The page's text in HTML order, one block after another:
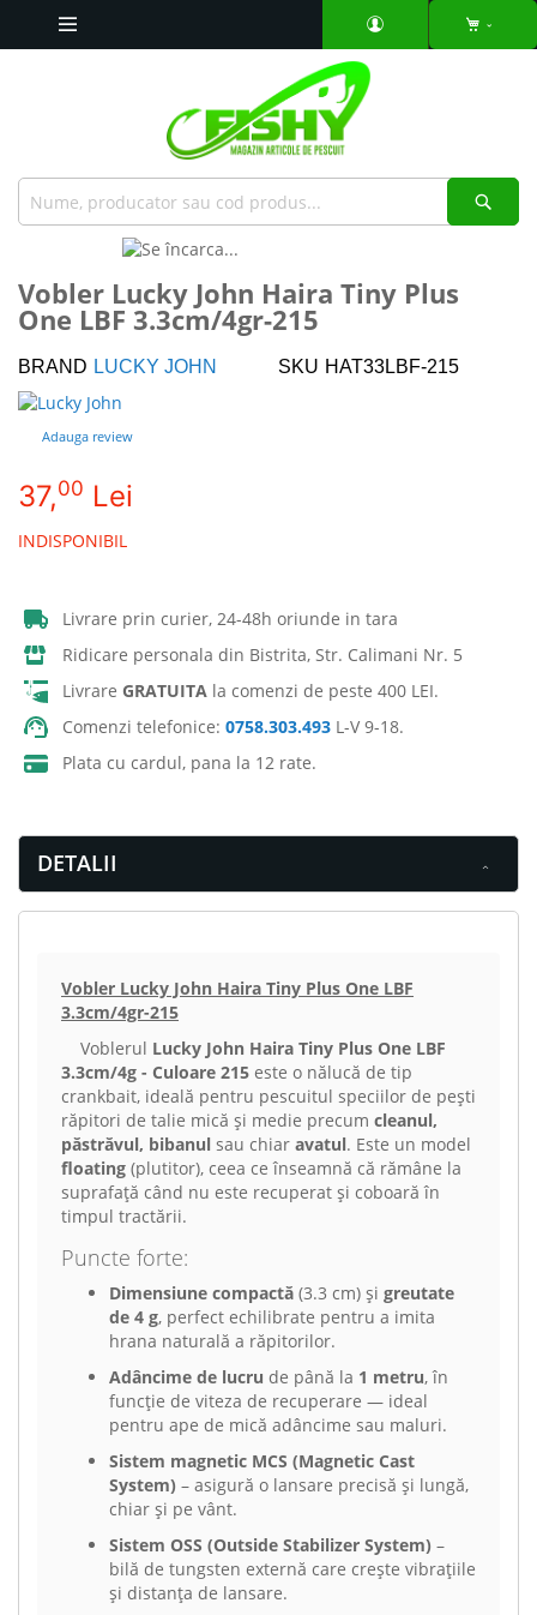
the
end
the
images
gallery
to
the
of
the
images
gallery
Vobler Lucky John Haira Tiny Plus
One LBF 3.3cm/4gr-215
BRAND LUCKY JOHN SKU HAT33LBF-215
Adauga review
37,00 Lei
INDISPONIBIL
Livrare prin curier, 24-48h oriunde in tara
Ridicare personala din Bistrita, Str. Calimani Nr. 5
Livrare GRATUITA la comenzi de peste 400 LEI.
Comenzi telefonice: 0758.303.493 L-V 9-18.
Plata cu cardul, pana la 12 rate.
DETALII
Vobler Lucky John Haira Tiny Plus One LBF
3.3cm/4gr-215
Voblerul Lucky John Haira Tiny Plus One LBF
3.3cm/4g - Culoare 215 este o nălucă de tip
crankbait, ideală pentru pescuitul speciilor de pești
răpitori de talie mică și medie precum cleanul,
păstrăvul, bibanul sau chiar avatul. Este un model
floating (plutitor), ceea ce înseamnă că rămâne la
suprafață când nu este recuperat și coboară în
timpul tractării.
Puncte forte:
Dimensiune compactă (3.3 cm) și greutate
de 4 g, perfect echilibrate pentru a imita
hrana naturală a răpitorilor.
Adâncime de lucru de până la 1 metru, în
funcție de viteza de recuperare — ideal
pentru ape de mică adâncime sau maluri.
Sistem magnetic MCS (Magnetic Cast
System) – asigură o lansare precisă și lungă,
chiar și pe vânt.
Sistem OSS (Outside Stabilizer System) –
bilă de tungsten externă care crește vibrațiile
și distanța de lansare.